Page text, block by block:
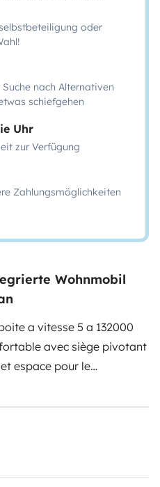
oder
nach Alternativen
schiefgehen
Uhr
zur Verfügung
Zahlungsmöglichkeiten
Wohnmobil
a vitesse 5 a 132000
avec siège pivotant
de
très propre et